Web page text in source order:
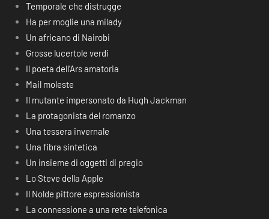
Temporale che distrugge
Ha per moglie una milady
Un africano di Nairobi
Grosse lucertole verdi
Il poeta dell’Ars amatoria
Mail moleste
Il mutante impersonato da Hugh Jackman
La protagonista del romanzo
Una tessera invernale
Una fibra sintetica
Un insieme di oggetti di pregio
Lo Steve della Apple
Il Nolde pittore espressionista
La connessione a una rete telefonica